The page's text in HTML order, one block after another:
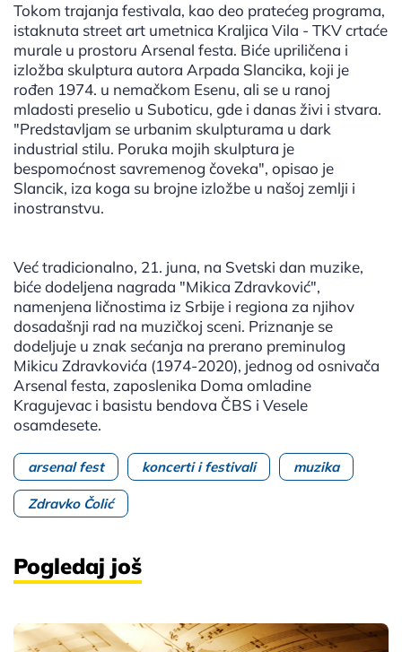
Tokom trajanja festivala, kao deo pratećeg programa,
istaknuta street art umetnica Kraljica Vila - TKV crtaće
murale u prostoru Arsenal festa. Biće upriličena i
izložba skulptura autora Arpada Slancika, koji je
rođen 1974. u nemačkom Esenu, ali se u ranoj
mladosti preselio u Suboticu, gde i danas živi i stvara.
"Predstavljam se urbanim skulpturama u dark
industrial stilu. Poruka mojih skulptura je
bespomoćnost savremenog čoveka", opisao je
Slancik, iza koga su brojne izložbe u našoj zemlji i
inostranstvu.
Već tradicionalno, 21. juna, na Svetski dan muzike,
biće dodeljena nagrada "Mikica Zdravković",
namenjena ličnostima iz Srbije i regiona za njihov
dosadašnji rad na muzičkoj sceni. Priznanje se
dodeljuje u znak sećanja na prerano preminulog
Mikicu Zdravkovića (1974-2020), jednog od osnivača
Arsenal festa, zaposlenika Doma omladine
Kragujevac i basistu bendova ČBS i Vesele
osamdesete.
arsenal fest koncerti i festivali muzika
Zdravko Čolić
Pogledaj još